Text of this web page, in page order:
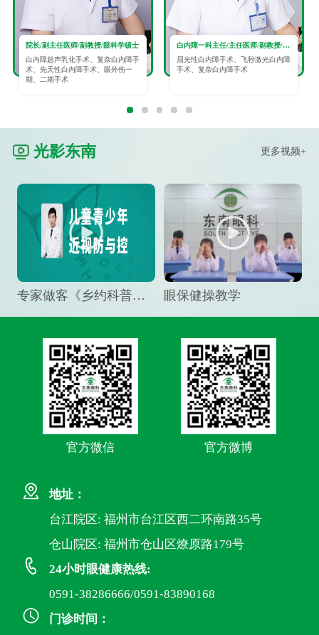
院长/副主任医师/副教授/眼科学硕士
白内障超声乳化手术、复杂白内障手
术、先天性白内障手术、眼外伤一
期、二期手术
白内障一科主任/主任医师/副教授/眼科学硕士
屈光性白内障手术、飞秒激光白内障
手术、复杂白内障手术
光影东南 更多视频+
专家做客《乡约科普》栏目，预防孩子近视竟然这么“简单” 眼保健操教学
官方微信 官方微博
地址：
台江院区: 福州市台江区西二环南路35号
仓山院区: 福州市仓山区燎原路179号
24小时眼健康热线:
0591-38286666/0591-83890168
门诊时间：